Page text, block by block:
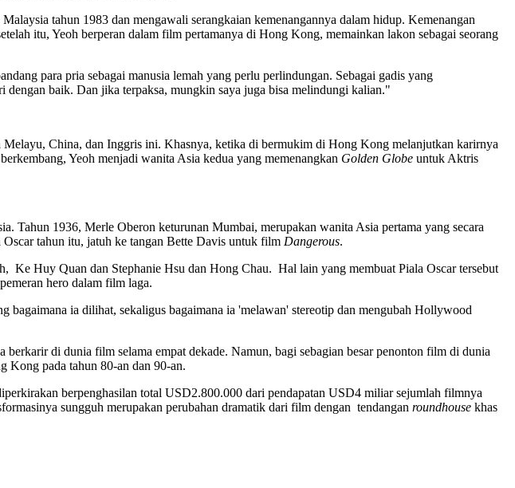
tahun 1983 dan mengawali serangkaian kemenangannya dalam hidup. Kemenangan
itu, Yeoh berperan dalam film pertamanya di Hong Kong, memainkan lakon sebagai seorang
para pria sebagai manusia lemah yang perlu perlindungan. Sebagai gadis yang
baik. Dan jika terpaksa, mungkin saya juga bisa melindungi kalian."
China, dan Inggris ini. Khasnya, ketika di bermukim di Hong Kong melanjutkan karirnya
Yeoh menjadi wanita Asia kedua yang memenangkan Golden Globe untuk Aktris
Tahun 1936, Merle Oberon keturunan Mumbai, merupakan wanita Asia pertama yang secara
tahun itu, jatuh ke tangan Bette Davis untuk film Dangerous.
Ke Huy Quan dan Stephanie Hsu dan Hong Chau. Hal lain yang membuat Piala Oscar tersebut
hero dalam film laga.
bagaimana ia dilihat, sekaligus bagaimana ia 'melawan' stereotip dan mengubah Hollywood
di dunia film selama empat dekade. Namun, bagi sebagian besar penonton film di dunia
Kong pada tahun 80-an dan 90-an.
berpenghasilan total USD2.800.000 dari pendapatan USD4 miliar sejumlah filmnya
sungguh merupakan perubahan dramatik dari film dengan tendangan roundhouse khas